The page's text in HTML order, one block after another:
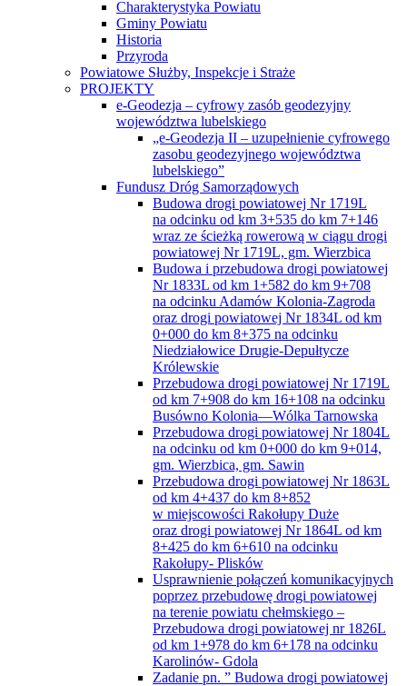
Nr 1833L od km 1+582 do km 9+708
na odcinku Adamów Kolonia-Zagroda
oraz drogi powiatowej Nr 1834L od km
0+000 do km 8+375 na odcinku
Niedziałowice Drugie-Depułtycze
Królewskie
Przebudowa drogi powiatowej Nr 1719L
od km 7+908 do km 16+108 na odcinku
Busówno Kolonia—Wólka Tarnowska
Przebudowa drogi powiatowej Nr 1804L
na odcinku od km 0+000 do km 9+014,
gm. Wierzbica, gm. Sawin
Przebudowa drogi powiatowej Nr 1863L
od km 4+437 do km 8+852
w miejscowości Rakołupy Duże
oraz drogi powiatowej Nr 1864L od km
8+425 do km 6+610 na odcinku
Rakołupy- Plisków
Usprawnienie połączeń komunikacyjnych
poprzez przebudowę drogi powiatowej
na terenie powiatu chełmskiego –
Przebudowa drogi powiatowej nr 1826L
od km 1+978 do km 6+178 na odcinku
Karolinów- Gdola
Zadanie pn. ” Budowa drogi powiatowej
Nr 1730L na odcinku od km 7+795 do km
10+512,22 (gmina Sawin)”
Narodowy Program Rozwoju Czytelnictwa
Projekt ,,Lepszy Urząd”
Projekt „Budowa baz danych infrastruktury
informacji przestrzennej w powiecie chełmskim”
Projekt „e-powiat chełmski – rozwój
elektronicznych usług publicznych w powiecie
chełmskim”
Projekt „Kuźnia pokoleń”
Projekt „Podnoszenie świadomości mieszkańców
Powiatu Chełmskiego w zakresie neutralności
klimatycznej”
Projekt „Zdalna Szkoła”
Projekty drogowe
Projekty drogowe w ramach PROW 2014 –
2020